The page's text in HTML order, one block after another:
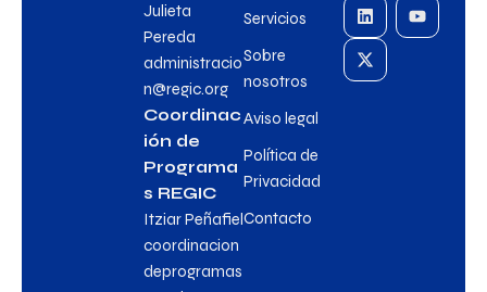
Julieta
Pereda
administracio
n@regic.org
Coordinac
ión de
Programa
s REGIC
Itziar Peñafiel
coordinacion
deprogramas
Servicios
Sobre
nosotros
Aviso legal
Política de
Privacidad
Contacto